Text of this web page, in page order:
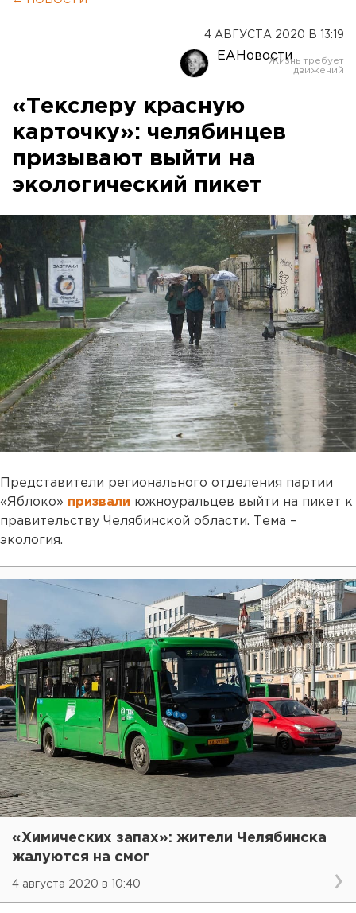
4 АВГУСТА 2020 В 13:19
ЕАНовости
«Текслеру красную
карточку»: челябинцев
призывают выйти на
экологический пикет
Представители регионального отделения партии
«Яблоко» призвали южноуральцев выйти на пикет к
правительству Челябинской области. Тема –
экология.
«Химических запах»: жители Челябинска
жалуются на смог
4 августа 2020 в 10:40